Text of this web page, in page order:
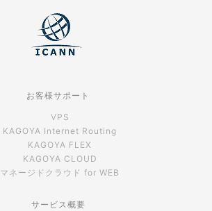
お客様サポート
VPS
KAGOYA Internet Routing
KAGOYA FLEX
KAGOYA CLOUD
マネージドクラウド for WEB
サービス概要